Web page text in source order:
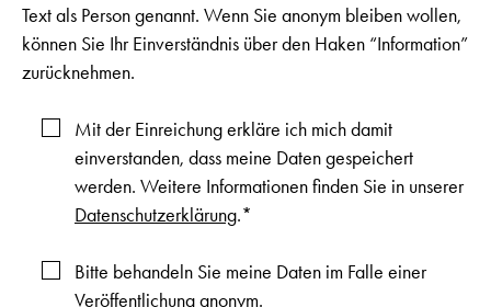
Text als Person genannt. Wenn Sie anonym bleiben wollen,
können Sie Ihr Einverständnis über den Haken “Information”
zurücknehmen.
Mit der Einreichung erkläre ich mich damit
einverstanden, dass meine Daten gespeichert
werden. Weitere Informationen finden Sie in unserer
Datenschutzerklärung.*
Bitte behandeln Sie meine Daten im Falle einer
Veröffentlichung anonym.